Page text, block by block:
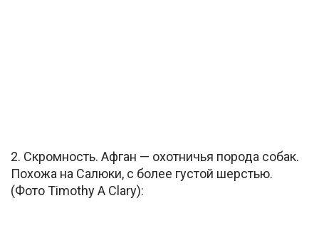
2. Скромность. Афган — охотничья порода собак.
Похожа на Салюки, c более густой шерстью.
(Фото Timothy A Clary):